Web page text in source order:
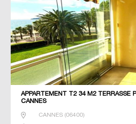
APPARTEMENT T2 34 M2 TERRASSE
CANNES
CANNES(06400)